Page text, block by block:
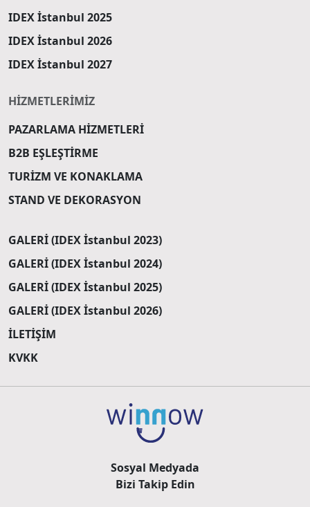
IDEX İstanbul 2025
IDEX İstanbul 2026
IDEX İstanbul 2027
HİZMETLERİMİZ
PAZARLAMA HİZMETLERİ
B2B EŞLEŞTİRME
TURİZM VE KONAKLAMA
STAND VE DEKORASYON
GALERİ (IDEX İstanbul 2023)
GALERİ (IDEX İstanbul 2024)
GALERİ (IDEX İstanbul 2025)
GALERİ (IDEX İstanbul 2026)
İLETİŞİM
KVKK
Sosyal Medyada
Bizi Takip Edin